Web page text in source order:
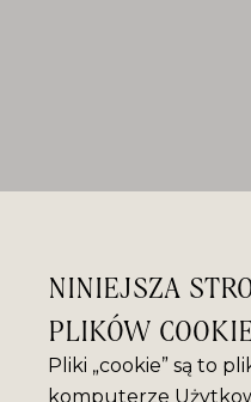
NINIEJSZA
PLIKÓW
Pliki „cookie” są to
komputerze